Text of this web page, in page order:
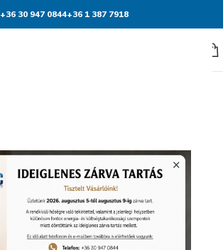
+36 30 947 0844+36 1 387 7918